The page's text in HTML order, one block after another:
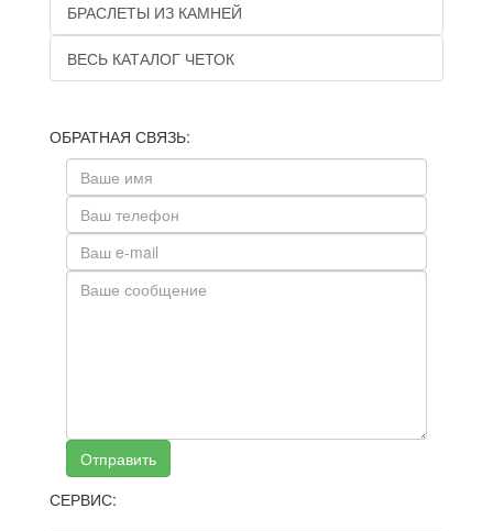
БРАСЛЕТЫ ИЗ КАМНЕЙ
ВЕСЬ КАТАЛОГ ЧЕТОК
ОБРАТНАЯ СВЯЗЬ:
Отправить
СЕРВИС: